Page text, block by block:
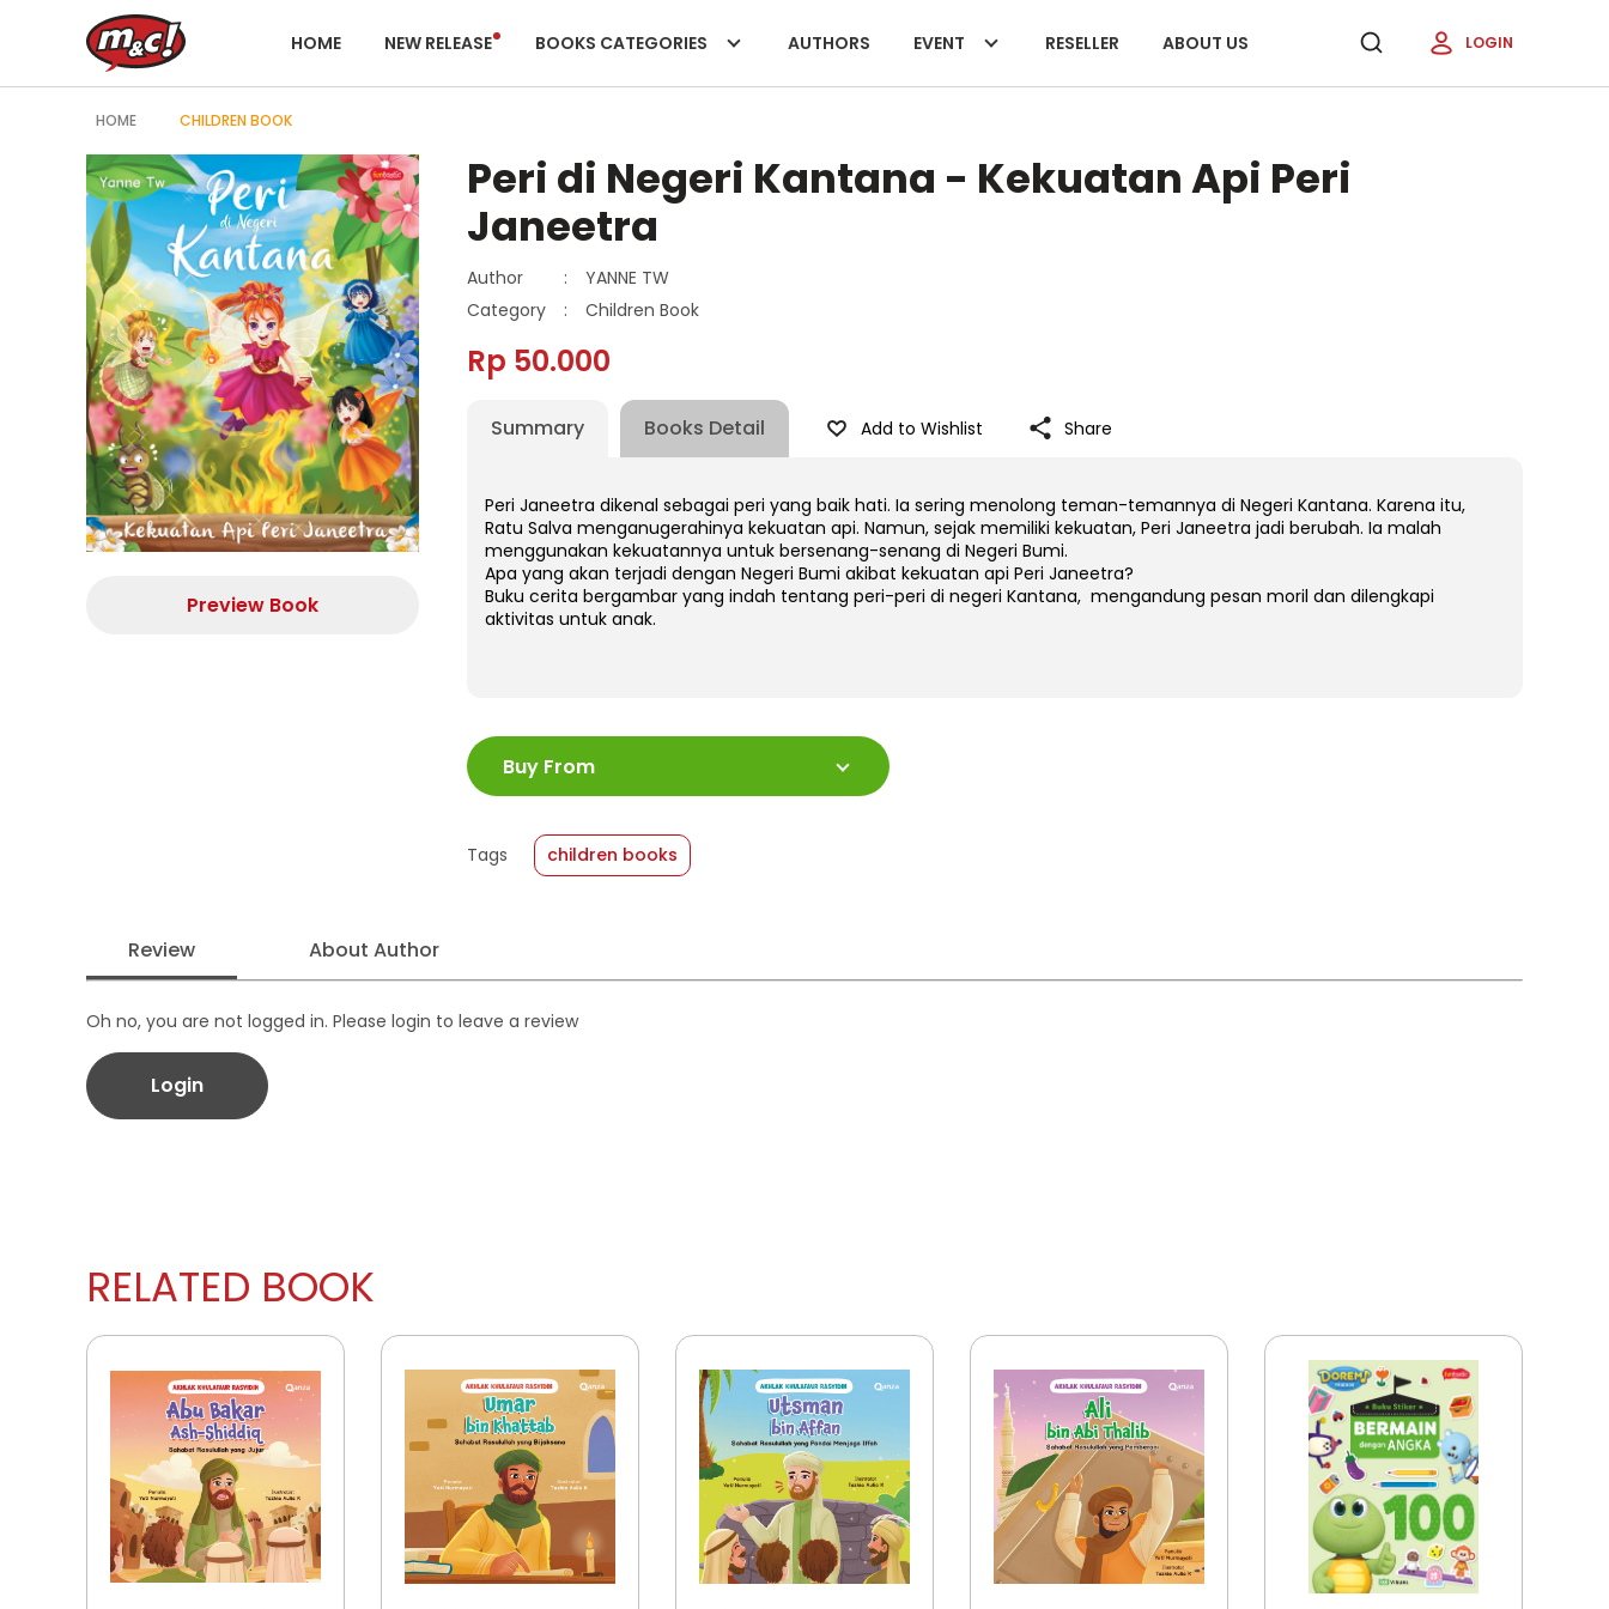
HOME NEW RELEASE BOOKS CATEGORIES AUTHORS EVENT RESELLER ABOUT US LOGIN
HOME CHILDREN BOOK
Preview Book
Peri di Negeri Kantana - Kekuatan Api Peri
Janeetra
Author :
YANNE TW
Category
: Children Book
Rp 50.000
Summary Books Detail Add to Wishlist Share
Peri Janeetra dikenal sebagai peri yang baik hati. Ia sering menolong teman-temannya di Negeri Kantana. Karena itu,
Ratu Salva menganugerahinya kekuatan api. Namun, sejak memiliki kekuatan, Peri Janeetra jadi berubah. Ia malah
menggunakan kekuatannya untuk bersenang-senang di Negeri Bumi.
Apa yang akan terjadi dengan Negeri Bumi akibat kekuatan api Peri Janeetra?
Buku cerita bergambar yang indah tentang peri-peri di negeri Kantana, mengandung pesan moril dan dilengkapi
aktivitas untuk anak.
ISBN :
978-602-480-835-8
Jumlah Halaman
Size
:
20 x 24
Published Date
:
23 December 2019
Format
: Softcover
Buy From
Tags children books
Review About Author
Oh no, you are not logged in. Please login to leave a review
Login
RELATED BOOK